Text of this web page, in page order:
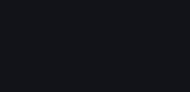
in Deutschland. Jeder Artikel